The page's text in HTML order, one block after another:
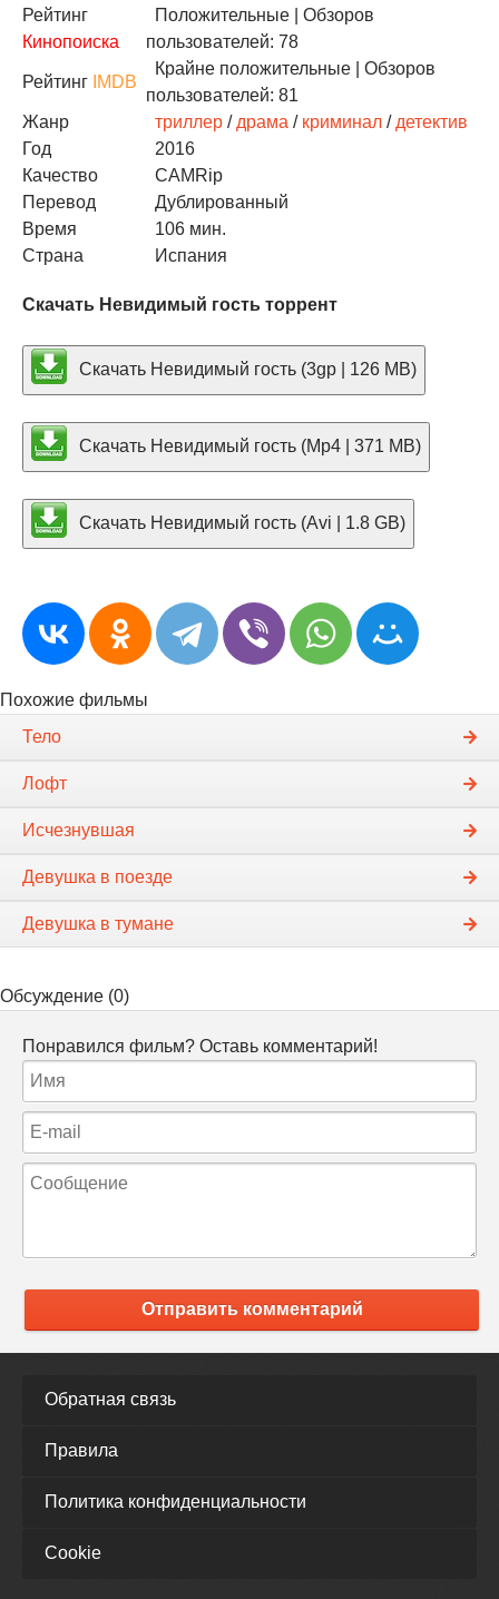
Рейтинг
Кинопоиска
Положительные | Обзоров
пользователей: 78
Рейтинг IMDB
Крайне положительные | Обзоров
пользователей: 81
Жанр
триллер / драма / криминал / детектив
Год
2016
Качество
CAMRip
Перевод
Дублированный
Время
106 мин.
Страна
Испания
Скачать Невидимый гость торрент
Скачать Невидимый гость (3gp | 126 MB)
Скачать Невидимый гость (Mp4 | 371 MB)
Скачать Невидимый гость (Avi | 1.8 GB)
Похожие фильмы
Тело
Лофт
Исчезнувшая
Девушка в поезде
Девушка в тумане
Обсуждение (0)
Понравился фильм? Оставь комментарий!
Отправить комментарий
Обратная связь
Правила
Политика конфиденциальности
Cookie